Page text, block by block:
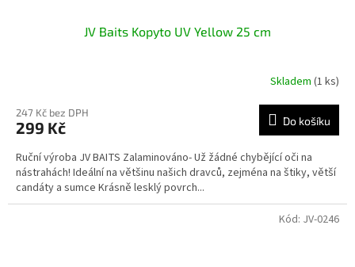
JV Baits Kopyto UV Yellow 25 cm
Skladem (1 ks)
247 Kč bez DPH
299 Kč Do košíku
Ruční výroba JV BAITS Zalaminováno- Už žádné chybějící oči na
nástrahách! Ideální na většinu našich dravců, zejména na štiky, větší
candáty a sumce Krásně lesklý povrch...
Kód: JV-0246